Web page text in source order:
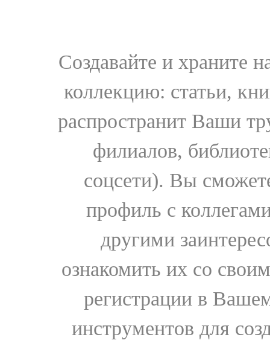
Создавайте и храните
коллекцию: статьи,
распространит Ваши
филиалов,
соцсети). Вы
профиль с
другими
ознакомить их со
регистрации в
инструментов для